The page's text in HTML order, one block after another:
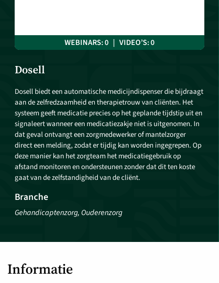
WEBINARS: 0 | VIDEO’S: 0
Dosell
Dosell biedt een automatische medicijndispenser die bijdraagt
aan de zelfredzaamheid en therapietrouw van cliënten. Het
systeem geeft medicatie precies op het geplande tijdstip uit en
signaleert wanneer een medicatiezakje niet is uitgenomen. In
dat geval ontvangt een zorgmedewerker of mantelzorger
direct een melding, zodat er tijdig kan worden ingegrepen. Op
deze manier kan het zorgteam het medicatiegebruik op
afstand monitoren en ondersteunen zonder dat dit ten koste
gaat van de zelfstandigheid van de cliënt.
Branche
Gehandicaptenzorg, Ouderenzorg
Informatie